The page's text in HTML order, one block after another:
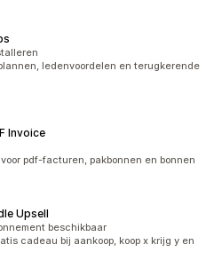
ledenvoordelen en terugkerende
Invoice
pdf-facturen, pakbonnen en bonnen
Upsell
beschikbaar
cadeau bij aankoop, koop x krijg y en